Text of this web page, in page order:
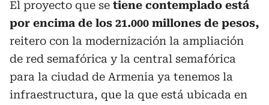
El proyecto que se tiene contemplado está
por encima de los 21.000 millones de pesos,
reitero con la modernización la ampliación
de red semafórica y la central semafórica
para la ciudad de Armenia ya tenemos la
infraestructura, que la que está ubicada en